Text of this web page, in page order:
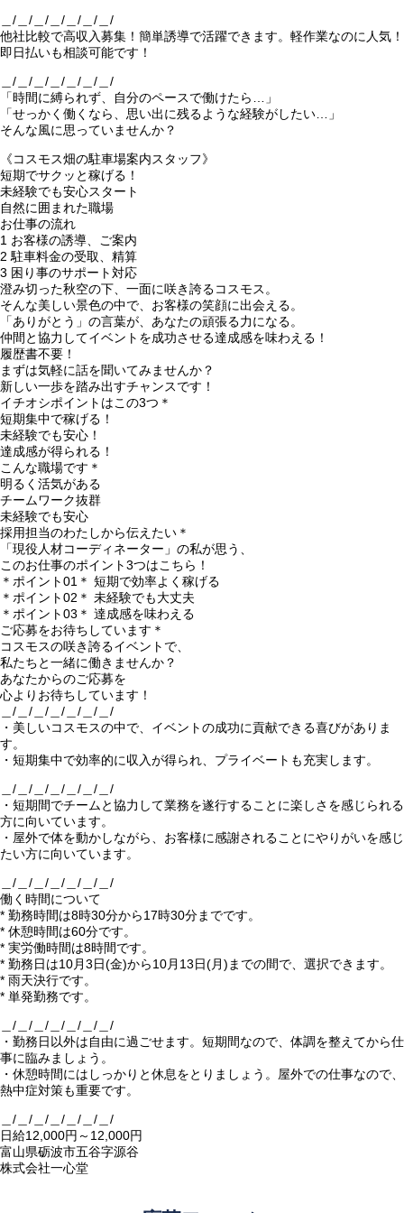
＿/＿/＿/＿/＿/＿/＿/
他社比較で高収入募集！簡単誘導で活躍できます。軽作業なのに人気！
即日払いも相談可能です！
＿/＿/＿/＿/＿/＿/＿/
「時間に縛られず、自分のペースで働けたら…」
「せっかく働くなら、思い出に残るような経験がしたい…」
そんな風に思っていませんか？
《コスモス畑の駐車場案内スタッフ》
短期でサクッと稼げる！
未経験でも安心スタート
自然に囲まれた職場
お仕事の流れ
1 お客様の誘導、ご案内
2 駐車料金の受取、精算
3 困り事のサポート対応
澄み切った秋空の下、一面に咲き誇るコスモス。
そんな美しい景色の中で、お客様の笑顔に出会える。
「ありがとう」の言葉が、あなたの頑張る力になる。
仲間と協力してイベントを成功させる達成感を味わえる！
履歴書不要！
まずは気軽に話を聞いてみませんか？
新しい一歩を踏み出すチャンスです！
イチオシポイントはこの3つ＊
短期集中で稼げる！
未経験でも安心！
達成感が得られる！
こんな職場です＊
明るく活気がある
チームワーク抜群
未経験でも安心
採用担当のわたしから伝えたい＊
「現役人材コーディネーター」の私が思う、
このお仕事のポイント3つはこちら！
＊ポイント01＊ 短期で効率よく稼げる
＊ポイント02＊ 未経験でも大丈夫
＊ポイント03＊ 達成感を味わえる
ご応募をお待ちしています＊
コスモスの咲き誇るイベントで、
私たちと一緒に働きませんか？
あなたからのご応募を
心よりお待ちしています！
＿/＿/＿/＿/＿/＿/＿/
・美しいコスモスの中で、イベントの成功に貢献できる喜びがありま
す。
・短期集中で効率的に収入が得られ、プライベートも充実します。
＿/＿/＿/＿/＿/＿/＿/
・短期間でチームと協力して業務を遂行することに楽しさを感じられる
方に向いています。
・屋外で体を動かしながら、お客様に感謝されることにやりがいを感じ
たい方に向いています。
＿/＿/＿/＿/＿/＿/＿/
働く時間について
* 勤務時間は8時30分から17時30分までです。
* 休憩時間は60分です。
* 実労働時間は8時間です。
* 勤務日は10月3日(金)から10月13日(月)までの間で、選択できます。
* 雨天決行です。
* 単発勤務です。
＿/＿/＿/＿/＿/＿/＿/
・勤務日以外は自由に過ごせます。短期間なので、体調を整えてから仕
事に臨みましょう。
・休憩時間にはしっかりと休息をとりましょう。屋外での仕事なので、
熱中症対策も重要です。
＿/＿/＿/＿/＿/＿/＿/
日給12,000円～12,000円
富山県砺波市五谷字源谷
株式会社一心堂